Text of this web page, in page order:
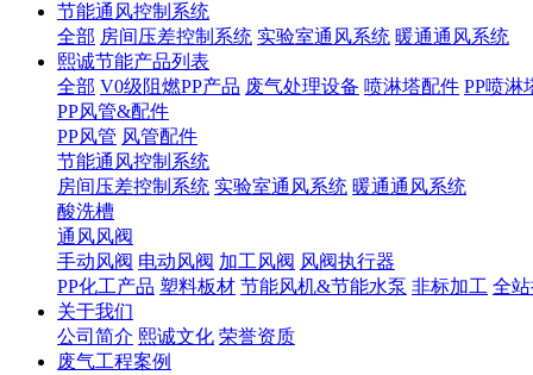
节能通风控制系统
全部 房间压差控制系统 实验室通风系统 暖通通风系统
熙诚节能产品列表
全部 V0级阻燃PP产品 废气处理设备 喷淋塔配件 PP喷淋
PP风管&配件
PP风管 风管配件
节能通风控制系统
房间压差控制系统 实验室通风系统 暖通通风系统
酸洗槽
通风风阀
手动风阀 电动风阀 加工风阀 风阀执行器
PP化工产品 塑料板材 节能风机&节能水泵 非标加工 全
关于我们
公司简介 熙诚文化 荣誉资质
废气工程案例